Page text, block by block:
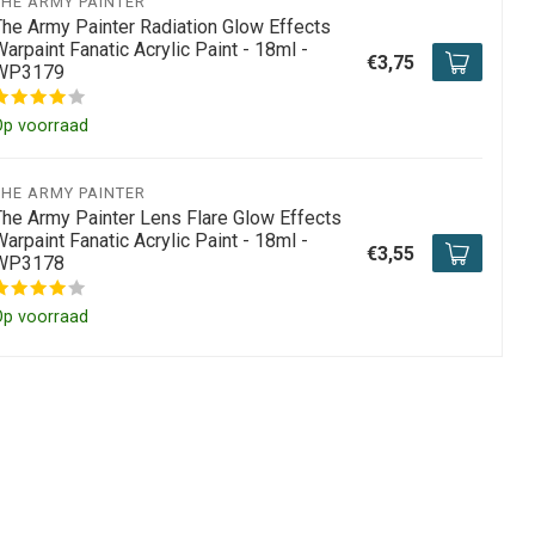
Army Painter Radiation Glow Effects
Fanatic Acrylic Paint - 18ml -
voorraad
€3,75
ARMY PAINTER
Army Painter Lens Flare Glow Effects
Fanatic Acrylic Paint - 18ml -
voorraad
€3,55